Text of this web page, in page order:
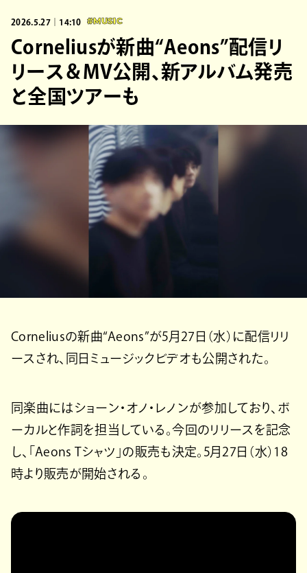
2026.5.27｜14:10 #MUSIC
Corneliusが新曲“Aeons”配信リ
リース＆MV公開、新アルバム発売
と全国ツアーも
Corneliusの新曲“Aeons”が5月27日（水）に配信リリ
ースされ、同日ミュージックビデオも公開された。
同楽曲にはショーン・オノ・レノンが参加しており、ボ
ーカルと作詞を担当している。今回のリリースを記念
し、「Aeons Tシャツ」の販売も決定。5月27日（水）18
時より販売が開始される。